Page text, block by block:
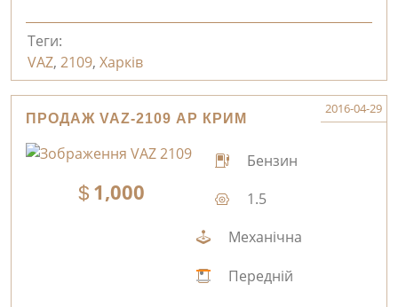
Теги:
VAZ, 2109, Харків
ПРОДАЖ VAZ-2109 АР КРИМ
2016-04-29
1,000
Бензин
1.5
Механічна
Передній